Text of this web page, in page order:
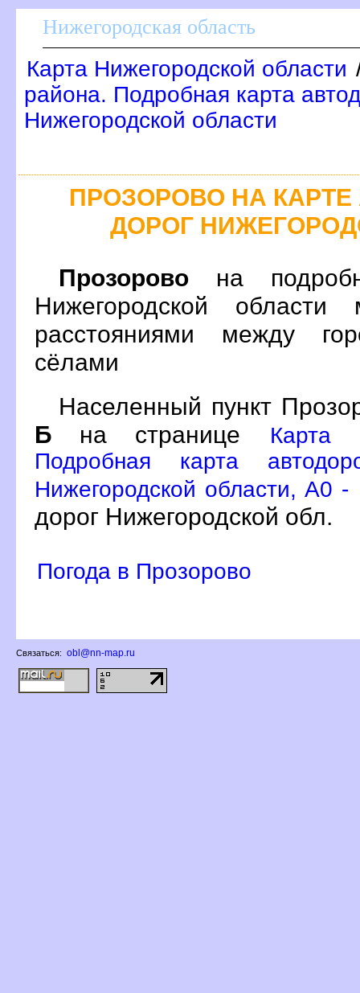
Нижегородская область
Карта Нижегородской области
района. Подробная карта
Нижегородской области
ПРОЗОРОВО НА
ДОРОГ
Прозорово на
Нижегородской
расстояниями между
сёлами
Населенный пункт
Б на странице
Карта
Подробная карта
Нижегородской области, A0 -
дорог Нижегородской обл.
Погода в Прозорово
Связаться: obl@nn-map.ru